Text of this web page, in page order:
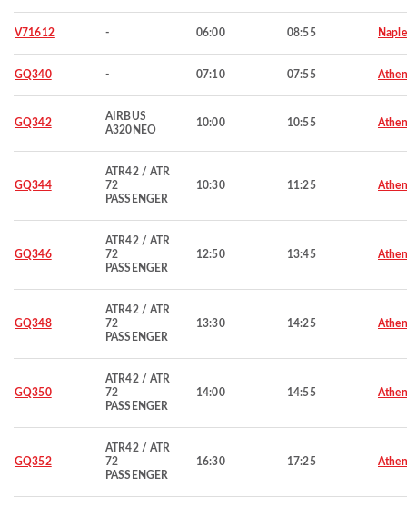
V71612 - 06:00 08:55
GQ340 - 07:10 07:55
GQ342
AIRBUS
A320NEO
10:00 10:55
GQ344
ATR42 / ATR
72
PASSENGER
10:30 11:25
GQ346
ATR42 / ATR
72
PASSENGER
12:50 13:45
GQ348
ATR42 / ATR
72
PASSENGER
13:30 14:25
GQ350
ATR42 / ATR
72
PASSENGER
14:00 14:55
GQ352
ATR42 / ATR
72
PASSENGER
16:30 17:25